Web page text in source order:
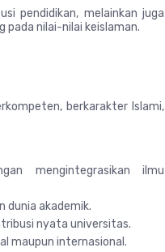
pendidikan, melainkan juga
pada nilai-nilai keislaman.
berkarakter Islami,
mengintegrasikan ilmu
dunia akademik.
nyata universitas.
maupun internasional.